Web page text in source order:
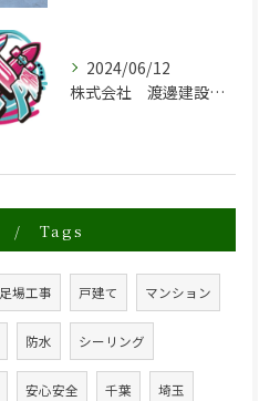
2024/06/12
株式会社 渡邊建設 TW.PARK ロゴ決定💚
Tags
足場工事 戸建て マンション
防水 シーリング
安心安全 千葉 埼玉